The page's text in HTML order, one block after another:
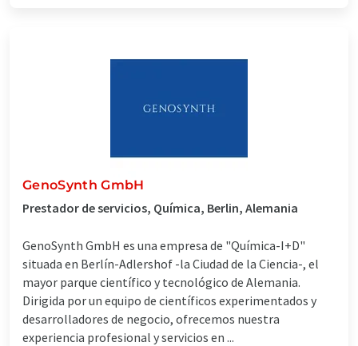
GenoSynth GmbH
Prestador de servicios, Química, Berlin, Alemania
GenoSynth GmbH es una empresa de "Química-I+D"
situada en Berlín-Adlershof -la Ciudad de la Ciencia-, el
mayor parque científico y tecnológico de Alemania.
Dirigida por un equipo de científicos experimentados y
desarrolladores de negocio, ofrecemos nuestra
experiencia profesional y servicios en ...